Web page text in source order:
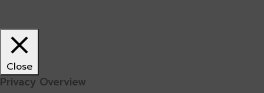
Close
Privacy Overview